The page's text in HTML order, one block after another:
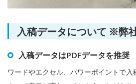
入稿データについて ※弊
入稿データはPDFデータを推奨
ワードやエクセル、パワーポイントで入